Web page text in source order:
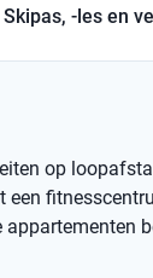
Skipas, -les en
op